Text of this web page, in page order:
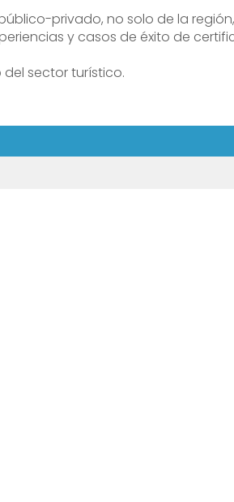
privado, no solo de la
y casos de éxito de
sector turístico.